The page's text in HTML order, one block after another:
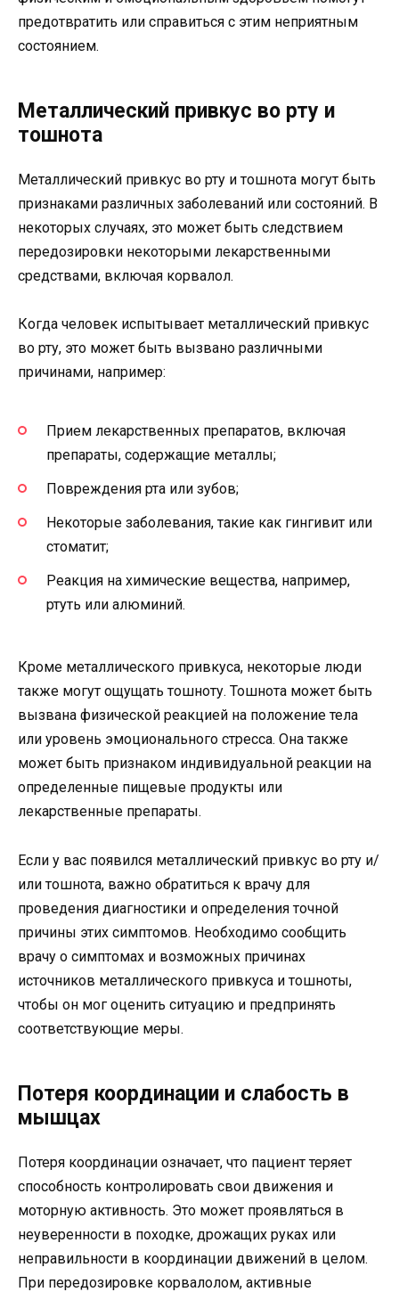
предотвратить или справиться с этим неприятным
состоянием.
Металлический привкус во рту и
тошнота
Металлический привкус во рту и тошнота могут быть
признаками различных заболеваний или состояний. В
некоторых случаях, это может быть следствием
передозировки некоторыми лекарственными
средствами, включая корвалол.
Когда человек испытывает металлический привкус
во рту, это может быть вызвано различными
причинами, например:
Прием лекарственных препаратов, включая
препараты, содержащие металлы;
Повреждения рта или зубов;
Некоторые заболевания, такие как гингивит или
стоматит;
Реакция на химические вещества, например,
ртуть или алюминий.
Кроме металлического привкуса, некоторые люди
также могут ощущать тошноту. Тошнота может быть
вызвана физической реакцией на положение тела
или уровень эмоционального стресса. Она также
может быть признаком индивидуальной реакции на
определенные пищевые продукты или
лекарственные препараты.
Если у вас появился металлический привкус во рту и/
или тошнота, важно обратиться к врачу для
проведения диагностики и определения точной
причины этих симптомов. Необходимо сообщить
врачу о симптомах и возможных причинах
источников металлического привкуса и тошноты,
чтобы он мог оценить ситуацию и предпринять
соответствующие меры.
Потеря координации и слабость в
мышцах
Потеря координации означает, что пациент теряет
способность контролировать свои движения и
моторную активность. Это может проявляться в
неуверенности в походке, дрожащих руках или
неправильности в координации движений в целом.
При передозировке корвалолом, активные